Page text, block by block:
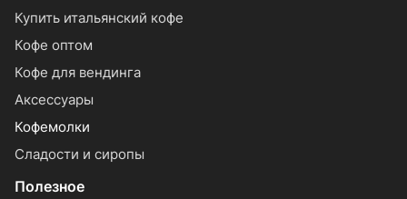
Купить итальянский кофе
Кофе оптом
Кофе для вендинга
Аксессуары
Кофемолки
Сладости и сиропы
Полезное